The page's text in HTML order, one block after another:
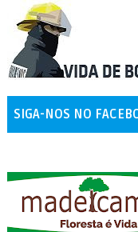
SIGA-NOS NO